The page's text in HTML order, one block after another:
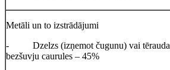
Metāli un to izstrādājumi
- Dzelzs (izņemot čugunu) vai tērauda
bezšuvju caurules – 45%